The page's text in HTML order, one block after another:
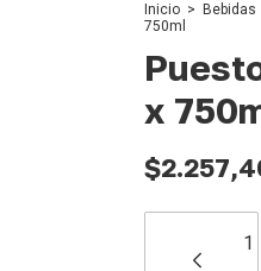
Inicio > Bebidas
750ml
x